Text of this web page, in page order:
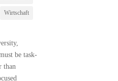
Wirtschaft
be task-
than